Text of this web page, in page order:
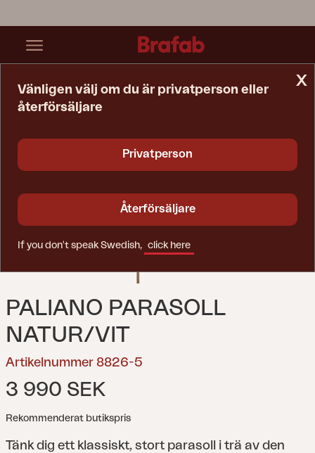
PALIANO PARASOLL
NATUR/VIT
Artikelnummer 8826-5
3 990 SEK
Rekommenderat butikspris
Tänk dig ett klassiskt, stort parasoll i trä av den
x
Vänligen välj om du är privatperson eller
återförsäljare
Privatperson
Återförsäljare
If you don't speak Swedish, click here